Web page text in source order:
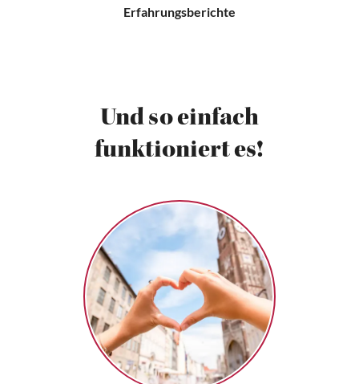
Erfahrungsberichte
Und so einfach
funktioniert es!